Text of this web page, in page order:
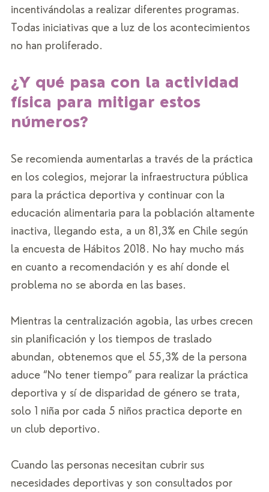
incentivándolas a realizar diferentes programas.
Todas iniciativas que a luz de los acontecimientos
no han proliferado.
¿Y qué pasa con la actividad
física para mitigar estos
números?
Se recomienda aumentarlas a través de la práctica
en los colegios, mejorar la infraestructura pública
para la práctica deportiva y continuar con la
educación alimentaria para la población altamente
inactiva, llegando esta, a un 81,3% en Chile según
la encuesta de Hábitos 2018. No hay mucho más
en cuanto a recomendación y es ahí donde el
problema no se aborda en las bases.
Mientras la centralización agobia, las urbes crecen
sin planificación y los tiempos de traslado
abundan, obtenemos que el 55,3% de la persona
aduce “No tener tiempo” para realizar la práctica
deportiva y sí de disparidad de género se trata,
solo 1 niña por cada 5 niños practica deporte en
un club deportivo.
Cuando las personas necesitan cubrir sus
necesidades deportivas y son consultados por